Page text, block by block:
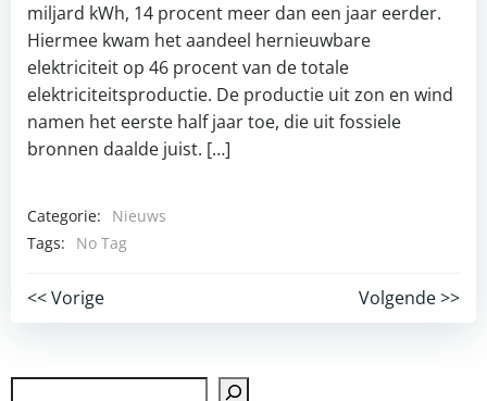
miljard kWh, 14 procent meer dan een jaar eerder.
Hiermee kwam het aandeel hernieuwbare
elektriciteit op 46 procent van de totale
elektriciteitsproductie. De productie uit zon en wind
namen het eerste half jaar toe, die uit fossiele
bronnen daalde juist. […]
Categorie:
Nieuws
Tags:
No Tag
Post
navigation
<< Vorige
Post
navigation
Volgende >>